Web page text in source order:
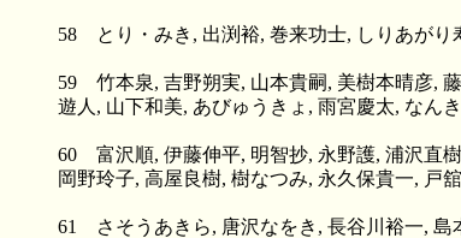
58 とり・みき, 出渕裕, 巻来功士, しりあがり
59 竹本泉, 吉野朔実, 山本貴嗣, 美樹本晴彦,
遊人, 山下和美, あびゅうきょ, 雨宮慶太, なん
60 富沢順, 伊藤伸平, 明智抄, 永野護, 浦沢直
岡野玲子, 高屋良樹, 樹なつみ, 永久保貴一, 戸
61 さそうあきら, 唐沢なをき, 長谷川裕一, 島